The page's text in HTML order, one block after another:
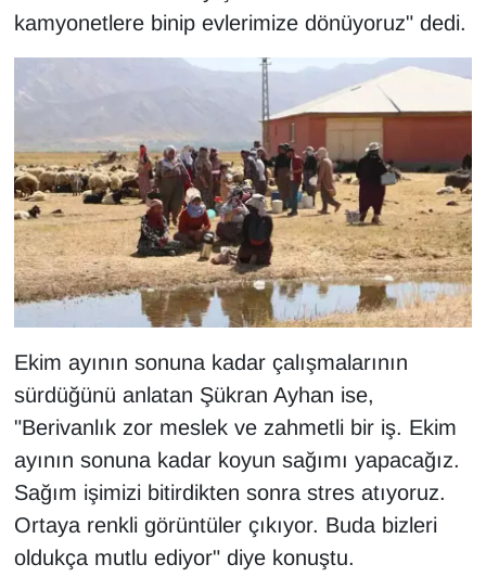
kamyonetlere binip evlerimize dönüyoruz" dedi.
Ekim ayının sonuna kadar çalışmalarının
sürdüğünü anlatan Şükran Ayhan ise,
"Berivanlık zor meslek ve zahmetli bir iş. Ekim
ayının sonuna kadar koyun sağımı yapacağız.
Sağım işimizi bitirdikten sonra stres atıyoruz.
Ortaya renkli görüntüler çıkıyor. Buda bizleri
oldukça mutlu ediyor" diye konuştu.
Vasıta
YEREL